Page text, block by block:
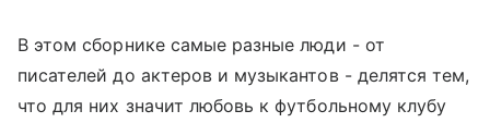
В этом сборнике самые разные люди - от
писателей до актеров и музыкантов - делятся тем,
что для них значит любовь к футбольному клубу